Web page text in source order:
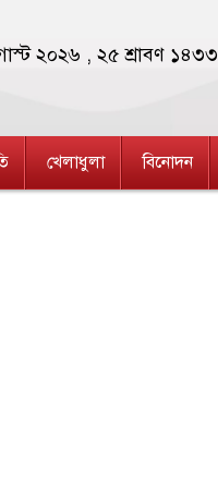
২০২৬ , ২৫ শ্রাবণ ১৪৩৩
খেলাধুলা বিনোদন